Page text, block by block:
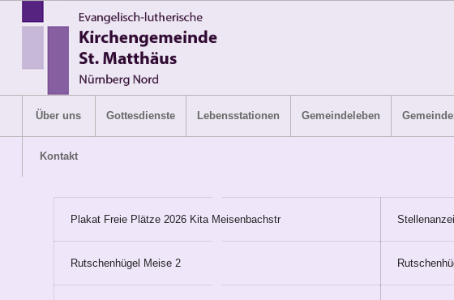
Über uns Gottesdienste Lebensstationen Gemeindeleben
Kontakt
Plakat Freie Plätze 2026 Kita Meisenbachstr
Rutschenhügel Meise 2